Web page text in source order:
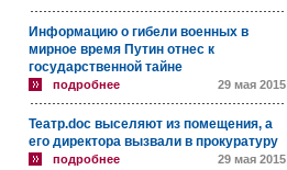
Информацию о гибели военных в
мирное время Путин отнес к
государственной тайне
подробнее 29 мая 2015
Театр.doc выселяют из помещения, а
его директора вызвали в прокуратуру
подробнее 29 мая 2015